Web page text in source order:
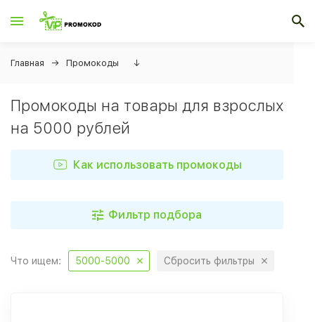
Главная Промокоды ↓
Промокоды на товары для взрослых
на 5000 рублей
Как использовать промокоды
Фильтр подбора
Что ищем: 5000-5000 Сбросить фильтры